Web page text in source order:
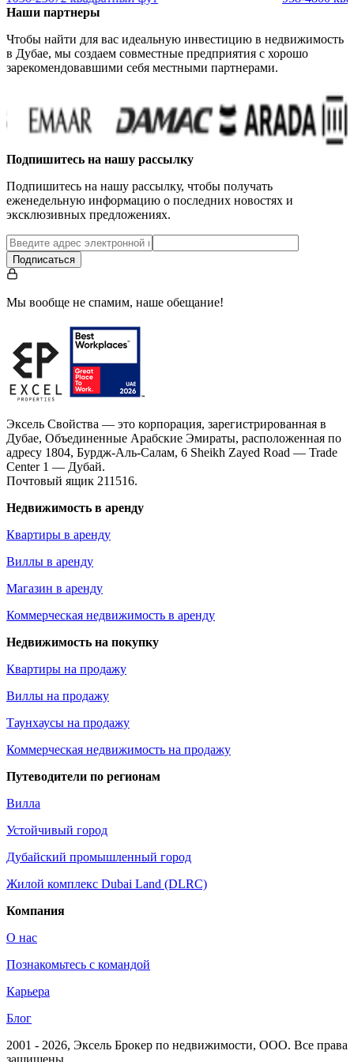
Наши партнеры
Чтобы найти для вас идеальную инвестицию в недвижимость
в Дубае, мы создаем совместные предприятия с хорошо
зарекомендовавшими себя местными партнерами.
Подпишитесь на нашу рассылку
Подпишитесь на нашу рассылку, чтобы получать
еженедельную информацию о последних новостях и
эксклюзивных предложениях.
Подписаться
Мы вообще не спамим, наше обещание!
Эксель Свойства — это корпорация, зарегистрированная в
Дубае, Объединенные Арабские Эмираты, расположенная по
адресу 1804, Бурдж-Аль-Салам, 6 Sheikh Zayed Road — Trade
Center 1 — Дубай.
Почтовый ящик 211516.
Недвижимость в аренду
Квартиры в аренду
Виллы в аренду
Магазин в аренду
Коммерческая недвижимость в аренду
Недвижимость на покупку
Квартиры на продажу
Виллы на продажу
Таунхаусы на продажу
Коммерческая недвижимость на продажу
Путеводители по регионам
Вилла
Устойчивый город
Дубайский промышленный город
Жилой комплекс Dubai Land (DLRC)
Компания
О нас
Познакомьтесь с командой
Карьера
Блог
2001 - 2026, Эксель Брокер по недвижимости, ООО. Все права
защищены.